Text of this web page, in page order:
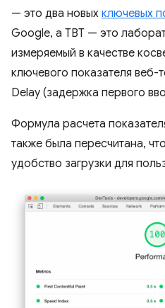
— это два новых ключевых
Google, а TBT — это
измеряемый в качестве
ключевого показателя веб-
Delay (задержка первого
Формула расчета
также была пересчитана,
удобство загрузки для